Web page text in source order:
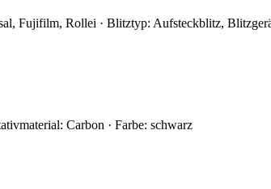
Fujifilm, Rollei · Blitztyp: Aufsteckblitz,
Carbon · Farbe: schwarz